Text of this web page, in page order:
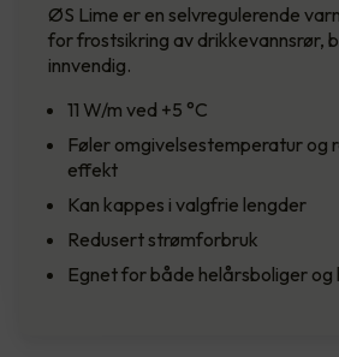
ØS Lime er en selvregulerende
for frostsikring av drikkevannsrør,
innvendig.
11 W/m ved +5 °C
Føler omgivelsestemperatur og
effekt
Kan kappes i valgfrie lengder
Redusert strømforbruk
Egnet for både helårsboliger